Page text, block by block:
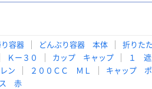
容器 どんぶり容器 本体 折りた
Ｋー３０ カップ キャップ １ 遮
ン ２００ＣＣ ＭＬ キャップ
ス 赤